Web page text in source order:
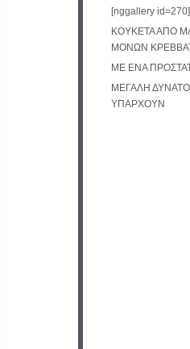
[nggallery id=270]
ΚΟΥΚΕΤΑ ΑΠΟ
ΜΟΝΩΝ
ΜΕ ΕΝΑ
ΜΕΓΑΛΗ
ΥΠΑΡΧΟΥΝ